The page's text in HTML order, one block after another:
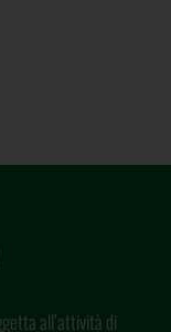
all’attività di